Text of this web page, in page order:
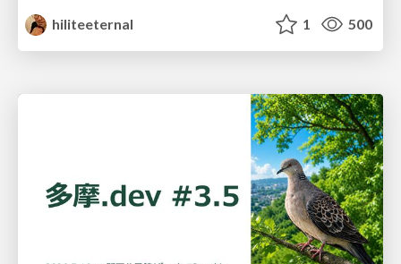
hiliteeternal
1 500